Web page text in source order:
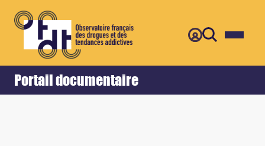
Portail documentaire
Accueil Retour